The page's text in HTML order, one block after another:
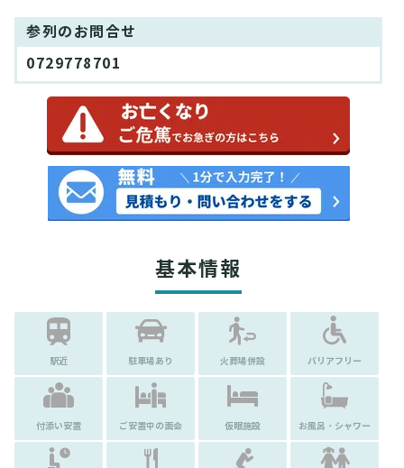
参列のお問合せ
0729778701
基本情報
駅近 駐車場あり 火葬場併設 バリアフリー
付添い安置 ご安置中の面会 仮眠施設 お風呂・シャワー